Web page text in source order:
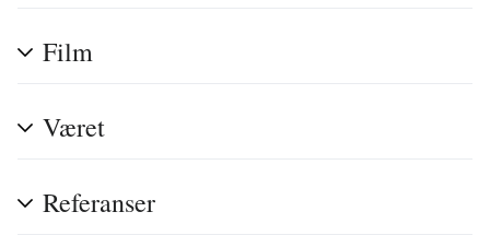
Film
Været
Referanser